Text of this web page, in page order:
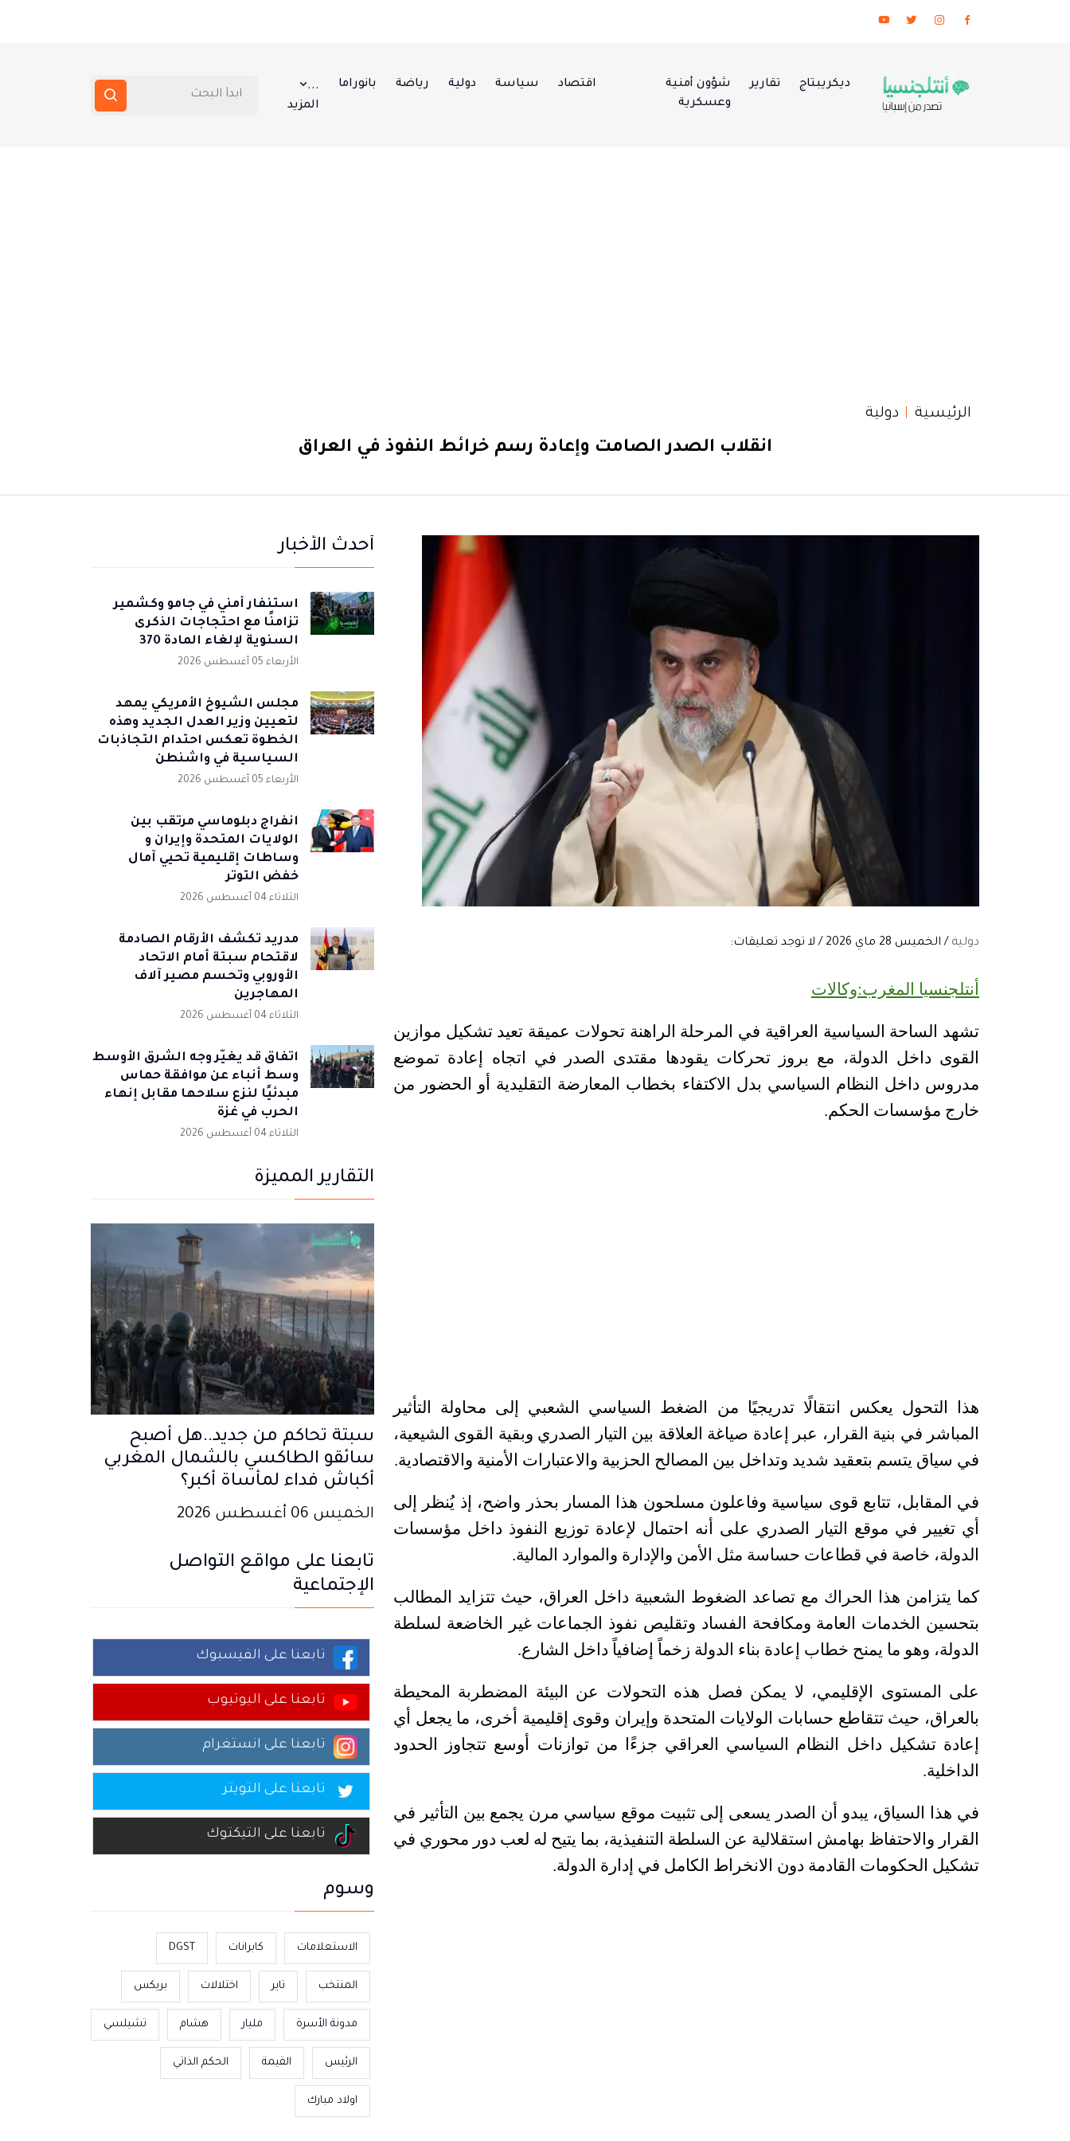
ديكريبتاج تقارير
شؤون أمنية
وعسكرية
اقتصاد سياسة دولية رياضة بانوراما
...
المزيد
الرئيسية دولية
انقلاب الصدر الصامت وإعادة رسم خرائط النفوذ في العراق
دولية / الخميس 28 ماي 2026 / لا توجد تعليقات:
أنتلجنسيا المغرب:وكالات
تشهد الساحة السياسية العراقية في المرحلة الراهنة تحولات عميقة تعيد تشكيل موازين
القوى داخل الدولة، مع بروز تحركات يقودها مقتدى الصدر في اتجاه إعادة تموضع
مدروس داخل النظام السياسي بدل الاكتفاء بخطاب المعارضة التقليدية أو الحضور من
خارج مؤسسات الحكم.
هذا التحول يعكس انتقالًا تدريجيًا من الضغط السياسي الشعبي إلى محاولة التأثير
المباشر في بنية القرار، عبر إعادة صياغة العلاقة بين التيار الصدري وبقية القوى الشيعية،
في سياق يتسم بتعقيد شديد وتداخل بين المصالح الحزبية والاعتبارات الأمنية والاقتصادية.
في المقابل، تتابع قوى سياسية وفاعلون مسلحون هذا المسار بحذر واضح، إذ يُنظر إلى
أي تغيير في موقع التيار الصدري على أنه احتمال لإعادة توزيع النفوذ داخل مؤسسات
الدولة، خاصة في قطاعات حساسة مثل الأمن والإدارة والموارد المالية.
كما يتزامن هذا الحراك مع تصاعد الضغوط الشعبية داخل العراق، حيث تتزايد المطالب
بتحسين الخدمات العامة ومكافحة الفساد وتقليص نفوذ الجماعات غير الخاضعة لسلطة
الدولة، وهو ما يمنح خطاب إعادة بناء الدولة زخماً إضافياً داخل الشارع.
على المستوى الإقليمي، لا يمكن فصل هذه التحولات عن البيئة المضطربة المحيطة
بالعراق، حيث تتقاطع حسابات الولايات المتحدة وإيران وقوى إقليمية أخرى، ما يجعل أي
إعادة تشكيل داخل النظام السياسي العراقي جزءًا من توازنات أوسع تتجاوز الحدود
الداخلية.
في هذا السياق، يبدو أن الصدر يسعى إلى تثبيت موقع سياسي مرن يجمع بين التأثير في
القرار والاحتفاظ بهامش استقلالية عن السلطة التنفيذية، بما يتيح له لعب دور محوري في
تشكيل الحكومات القادمة دون الانخراط الكامل في إدارة الدولة.
أحدث الأخبار
استنفار أمني في جامو وكشمير
تزامنًا مع احتجاجات الذكرى
السنوية لإلغاء المادة 370
الأربعاء 05 أغسطس 2026
مجلس الشيوخ الأمريكي يمهد
لتعيين وزير العدل الجديد وهذه
الخطوة تعكس احتدام التجاذبات
السياسية في واشنطن
الأربعاء 05 أغسطس 2026
انفراج دبلوماسي مرتقب بين
الولايات المتحدة وإيران و
وساطات إقليمية تحيي آمال
خفض التوتر
الثلاثاء 04 أغسطس 2026
مدريد تكشف الأرقام الصادمة
لاقتحام سبتة أمام الاتحاد
الأوروبي وتحسم مصير آلاف
المهاجرين
الثلاثاء 04 أغسطس 2026
اتفاق قد يغيّر وجه الشرق الأوسط
وسط أنباء عن موافقة حماس
مبدئيًا لنزع سلاحها مقابل إنهاء
الحرب في غزة
الثلاثاء 04 أغسطس 2026
التقارير المميزة
سبتة تحاكم من جديد..هل أصبح
سائقو الطاكسي بالشمال المغربي
أكباش فداء لمأساة أكبر؟
الخميس 06 أغسطس 2026
تابعنا على مواقع التواصل
الإجتماعية
تابعنا على الفيسبوك
تابعنا على اليوتيوب
تابعنا على انستغرام
تابعنا على التويتر
تابعنا على التيكتوك
وسوم
الاستعلامات كابرانات DGST
المنتخب تاير اختلالات بريكس
مدونة الأسرة مليار هشام تشيلسي
الرئيس القيمة الحكم الذاتي
اولاد مبارك